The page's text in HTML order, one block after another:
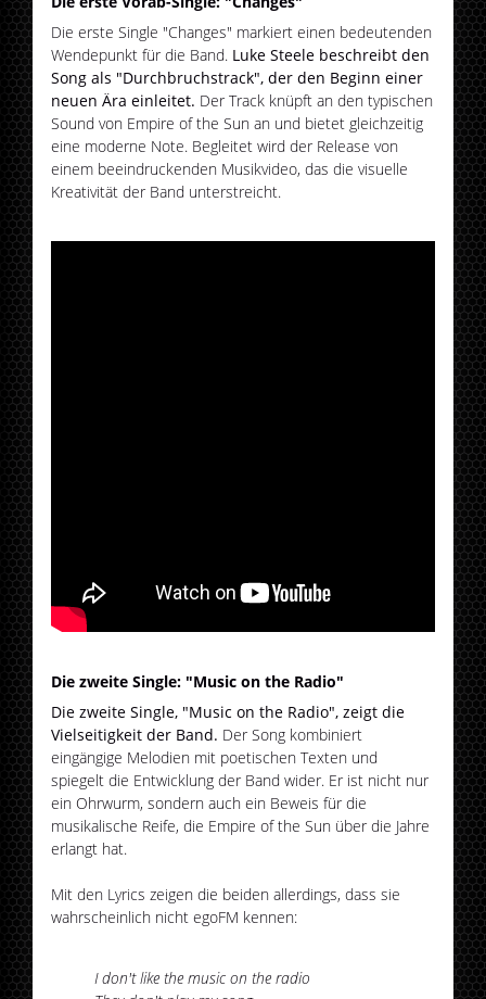
Die erste Single "Changes" markiert einen bedeutenden
Wendepunkt für die Band. Luke Steele beschreibt den
Song als "Durchbruchstrack", der den Beginn einer
neuen Ära einleitet. Der Track knüpft an den typischen
Sound von Empire of the Sun an und bietet gleichzeitig
eine moderne Note. Begleitet wird der Release von
einem beeindruckenden Musikvideo, das die visuelle
Kreativität der Band unterstreicht​.
Die zweite Single: "Music on the Radio"
Die zweite Single, "Music on the Radio", zeigt die
Vielseitigkeit der Band. Der Song kombiniert
eingängige Melodien mit poetischen Texten und
spiegelt die Entwicklung der Band wider. Er ist nicht nur
ein Ohrwurm, sondern auch ein Beweis für die
musikalische Reife, die Empire of the Sun über die Jahre
erlangt hat​.
Mit den Lyrics zeigen die beiden allerdings, dass sie
wahrscheinlich nicht egoFM kennen:
I don't like the music on the radio